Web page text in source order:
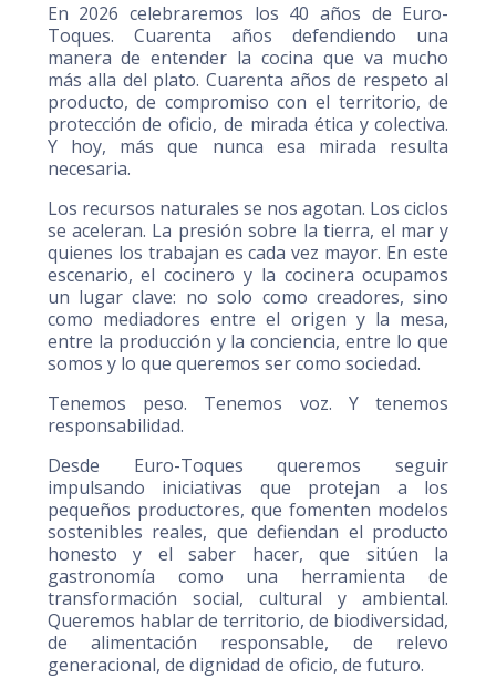
En 2026 celebraremos los 40 años de Euro-
Toques. Cuarenta años defendiendo una
manera de entender la cocina que va mucho
más alla del plato. Cuarenta años de respeto al
producto, de compromiso con el territorio, de
protección de oficio, de mirada ética y colectiva.
Y hoy, más que nunca esa mirada resulta
necesaria.
Los recursos naturales se nos agotan. Los ciclos
se aceleran. La presión sobre la tierra, el mar y
quienes los trabajan es cada vez mayor. En este
escenario, el cocinero y la cocinera ocupamos
un lugar clave: no solo como creadores, sino
como mediadores entre el origen y la mesa,
entre la producción y la conciencia, entre lo que
somos y lo que queremos ser como sociedad.
Tenemos peso. Tenemos voz. Y tenemos
responsabilidad.
Desde Euro-Toques queremos seguir
impulsando iniciativas que protejan a los
pequeños productores, que fomenten modelos
sostenibles reales, que defiendan el producto
honesto y el saber hacer, que sitúen la
gastronomía como una herramienta de
transformación social, cultural y ambiental.
Queremos hablar de territorio, de biodiversidad,
de alimentación responsable, de relevo
generacional, de dignidad de oficio, de futuro.